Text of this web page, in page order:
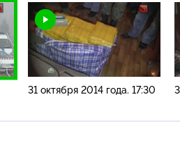
31 октября 2014 года. 17:30